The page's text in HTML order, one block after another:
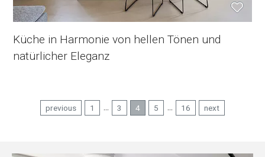
Küche in Harmonie von hellen Tönen und
natürlicher Eleganz
previous 1 ... 3 4 5 ... 16 next